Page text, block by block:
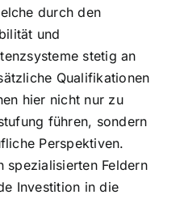
durch den
und
stetig an
Qualifikationen
hier nicht nur zu
führen, sondern
Perspektiven.
spezialisierten Feldern
Investition in die